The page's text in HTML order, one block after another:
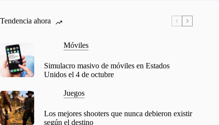
Tendencia ahora
Móviles
Simulacro masivo de móviles en Estados
Unidos el 4 de octubre
Juegos
Los mejores shooters que nunca debieron existir
según el destino